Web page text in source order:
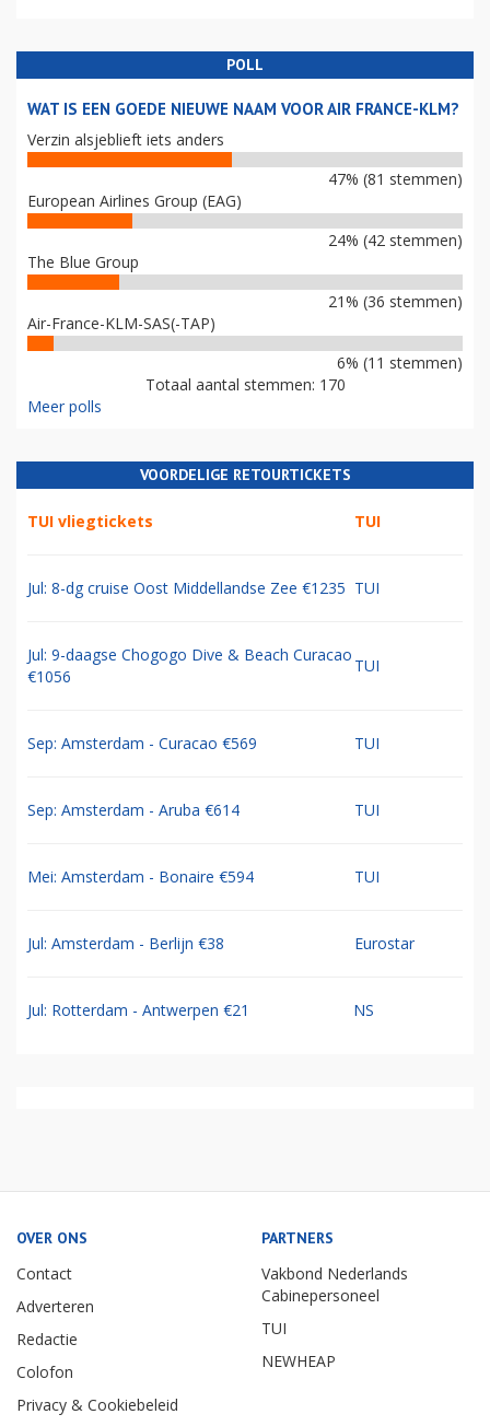
POLL
WAT IS EEN GOEDE NIEUWE NAAM VOOR AIR FRANCE-KLM?
Verzin alsjeblieft iets anders
47% (81 stemmen)
European Airlines Group (EAG)
24% (42 stemmen)
The Blue Group
21% (36 stemmen)
Air-France-KLM-SAS(-TAP)
6% (11 stemmen)
Totaal aantal stemmen: 170
Meer polls
VOORDELIGE RETOURTICKETS
TUI vliegtickets TUI
Jul: 8-dg cruise Oost Middellandse Zee €1235 TUI
Jul: 9-daagse Chogogo Dive & Beach Curacao
€1056
TUI
Sep: Amsterdam - Curacao €569 TUI
Sep: Amsterdam - Aruba €614 TUI
Mei: Amsterdam - Bonaire €594 TUI
Jul: Amsterdam - Berlijn €38 Eurostar
Jul: Rotterdam - Antwerpen €21 NS
OVER ONS
Contact
Adverteren
Redactie
Colofon
Privacy & Cookiebeleid
PARTNERS
Vakbond Nederlands
Cabinepersoneel
TUI
NEWHEAP